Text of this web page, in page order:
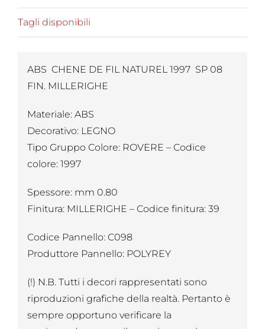
Tagli disponibili
ABS CHENE DE FIL NATUREL 1997 SP 08
FIN. MILLERIGHE
Materiale: ABS
Decorativo: LEGNO
Tipo Gruppo Colore: ROVERE – Codice
colore: 1997
Spessore: mm 0.80
Finitura: MILLERIGHE – Codice finitura: 39
Codice Pannello: C098
Produttore Pannello: POLYREY
(!) N.B. Tutti i decori rappresentati sono
riproduzioni grafiche della realtà. Pertanto è
sempre opportuno verificare la